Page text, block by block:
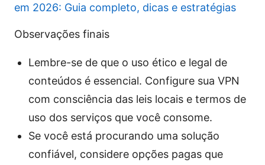
em 2026: Guia completo, dicas e estratégias
Observações finais
Lembre-se de que o uso ético e legal de
conteúdos é essencial. Configure sua VPN
com consciência das leis locais e termos de
uso dos serviços que você consome.
Se você está procurando uma solução
confiável, considere opções pagas que